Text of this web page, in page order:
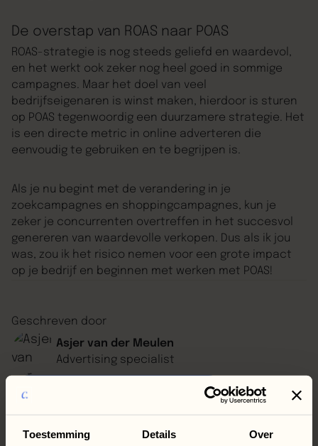
Toestemming Details Over
De overstap van ROAS naar POAS
ROAS-strategie is nog steeds geliefd en waardevol,
en het werkt ook zeker nog heel goed in sommige
campagnes. Maar het doel van veel
bedrijfseigenaren is winst maken, hierdoor is sturen
op POAS tegenwoordig een duurzamere strategie. Het
is een directe metric in online adverteren die
eenvoudig te gebruiken en te begrijpen is.
Als je nu begint met de verandering in je
zoekcampagnes en shoppingcampagnes, kun je
zeker je concurrenten overtreffen in het succesvol
genereren van waardevolle verkopen. Dus als ik jou
was, zou ik het risico nemen voor een grote impact
op je bedrijf en beginnen met werken met POAS!
Geschreven door
Asjer van der Meulen
Advertising specialist
Vrijblijvende